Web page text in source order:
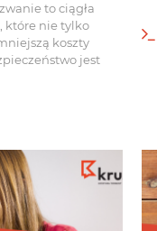
to ciągła
które nie tylko
koszty
jest